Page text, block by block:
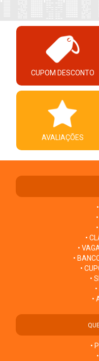
CUPOM DESCONTO
AVALIAÇÕES
•
•
•
•
•
•
•